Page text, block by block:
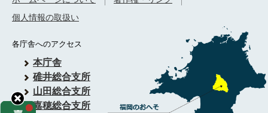
各庁舎へのアクセス
本庁舎
碓井総合支所
山田総合支所
嘉穂総合支所
個人情報の取扱い